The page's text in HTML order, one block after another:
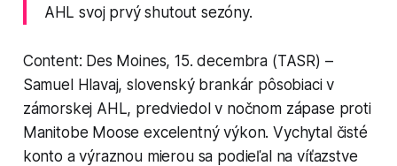
AHL svoj prvý shutout sezóny.
Content: Des Moines, 15. decembra (TASR) –
Samuel Hlavaj, slovenský brankár pôsobiaci v
zámorskej AHL, predviedol v nočnom zápase proti
Manitobe Moose excelentný výkon. Vychytal čisté
konto a výraznou mierou sa podieľal na víťazstve